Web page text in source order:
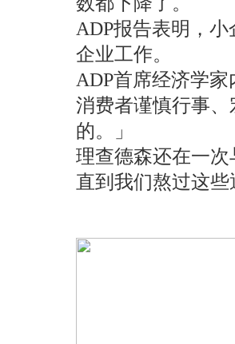
ADP报告表明，
企业工作。
ADP首席经济学
消费者谨慎行事
的。」
理查德森还在一
直到我们熬过这